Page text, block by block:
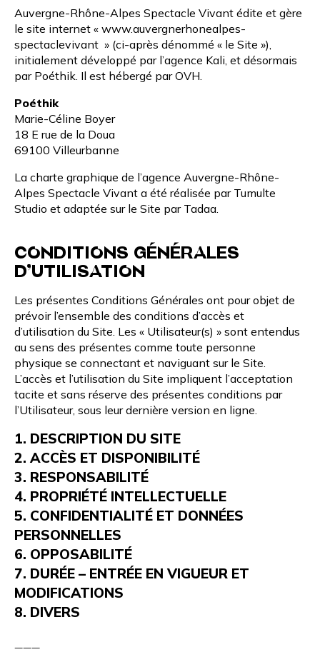
Auvergne-Rhône-Alpes Spectacle Vivant édite et gère
le site internet « www.auvergnerhonealpes-
spectaclevivant » (ci-après dénommé « le Site »),
initialement développé par l’agence Kali, et désormais
par Poéthik. Il est hébergé par OVH.
Poéthik
Marie-Céline Boyer
18 E rue de la Doua
69100 Villeurbanne
La charte graphique de l’agence Auvergne-Rhône-
Alpes Spectacle Vivant a été réalisée par Tumulte
Studio et adaptée sur le Site par Tadaa.
CONDITIONS GÉNÉRALES
D’UTILISATION
Les présentes Conditions Générales ont pour objet de
prévoir l’ensemble des conditions d’accès et
d’utilisation du Site. Les « Utilisateur(s) » sont entendus
au sens des présentes comme toute personne
physique se connectant et naviguant sur le Site.
L’accès et l’utilisation du Site impliquent l’acceptation
tacite et sans réserve des présentes conditions par
l’Utilisateur, sous leur dernière version en ligne.
1. DESCRIPTION DU SITE
2. ACCÈS ET DISPONIBILITÉ
3. RESPONSABILITÉ
4. PROPRIÉTÉ INTELLECTUELLE
5. CONFIDENTIALITÉ ET DONNÉES
PERSONNELLES
6. OPPOSABILITÉ
7. DURÉE – ENTRÉE EN VIGUEUR ET
MODIFICATIONS
8. DIVERS